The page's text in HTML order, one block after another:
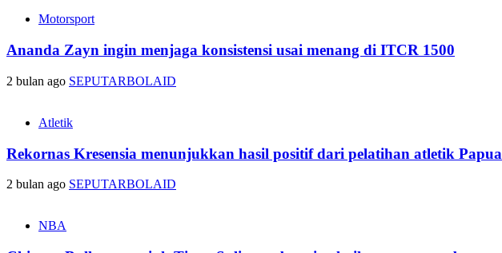
Motorsport
Ananda Zayn ingin menjaga konsistensi usai menang di ITCR 1500
2 bulan ago SEPUTARBOLAID
Atletik
Rekornas Kresensia menunjukkan hasil positif dari pelatihan atletik Papua
2 bulan ago SEPUTARBOLAID
NBA